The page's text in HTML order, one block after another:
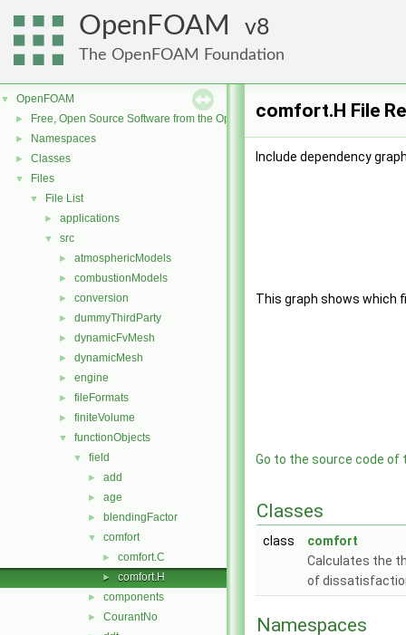
OpenFOAM 8
The OpenFOAM Foundation
▼ OpenFOAM
► Free, Open Source Software from the OpenFOAM Foundation
► Namespaces
► Classes
▼ Files
▼ File List
► applications
▼ src
► atmosphericModels
► combustionModels
► conversion
► dummyThirdParty
► dynamicFvMesh
► dynamicMesh
► engine
► fileFormats
► finiteVolume
▼ functionObjects
▼ field
► add
► age
► blendingFactor
▼ comfort
► comfort.C
► comfort.H
► components
► CourantNo
comfort.H File
Include dependency
This graph shows which
Go to the source code of
Classes
class
comfort
Calculates the
of
Namespaces